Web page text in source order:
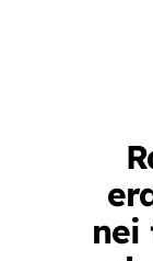
nei